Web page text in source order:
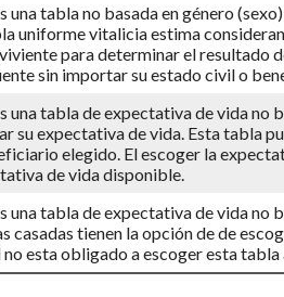
una tabla no basada en género
uniforme vitalicia estima
para determinar el resultado
sin importar su estado civil o
una tabla de expectativa de vida no
su expectativa de vida. Esta tabla
elegido. El escoger la
de vida disponible.
una tabla de expectativa de vida no
casadas tienen la opción de de
esta obligado a escoger esta